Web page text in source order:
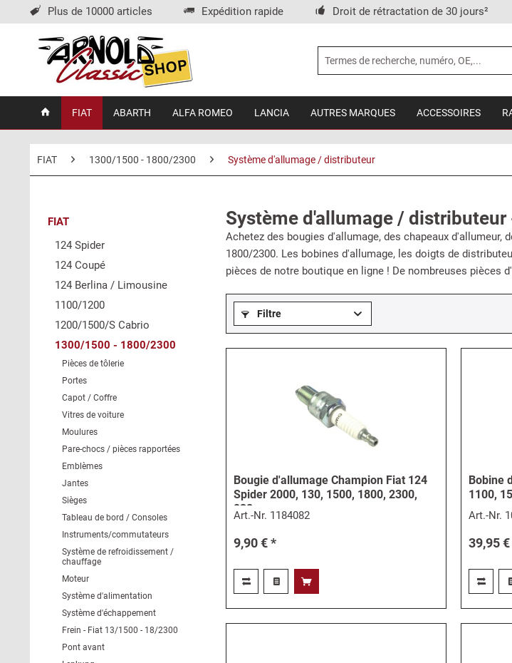
Plus de 10000 articles Expédition rapide Droit de rétractation de 30 jours²
FIAT ABARTH ALFA ROMEO LANCIA AUTRES MARQUES ACCESSOIRES
FIAT 1300/1500 - 1800/2300 Système d'allumage / distributeur
FIAT
124 Spider
124 Coupé
124 Berlina / Limousine
1100/1200
1200/1500/S Cabrio
1300/1500 - 1800/2300
Pièces de tôlerie
Portes
Capot / Coffre
Vitres de voiture
Moulures
Pare-chocs / pièces rapportées
Emblèmes
Jantes
Sièges
Tableau de bord / Consoles
Instruments/commutateurs
Système de refroidissement /
chauffage
Moteur
Système d'alimentation
Système d'échappement
Frein - Fiat 13/1500 - 18/2300
Pont avant
Système d'allumage /
Achetez des bougies d'allumage, des chapeaux
1800/2300. Les bobines d'allumage, les doigts de
pièces de notre boutique en ligne ! De nombreuses pièces
Filtre
Bougie d'allumage Champion Fiat 124
Spider 2000, 130, 1500, 1800, 2300,
238
Art.-Nr. 1184082
9,90 € *
Bobine
1100,
Art.-Nr.
39,95